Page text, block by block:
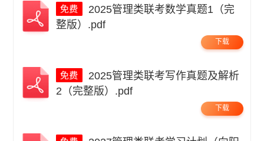
整版）.pdf
下载
2（完整版）.pdf
下载